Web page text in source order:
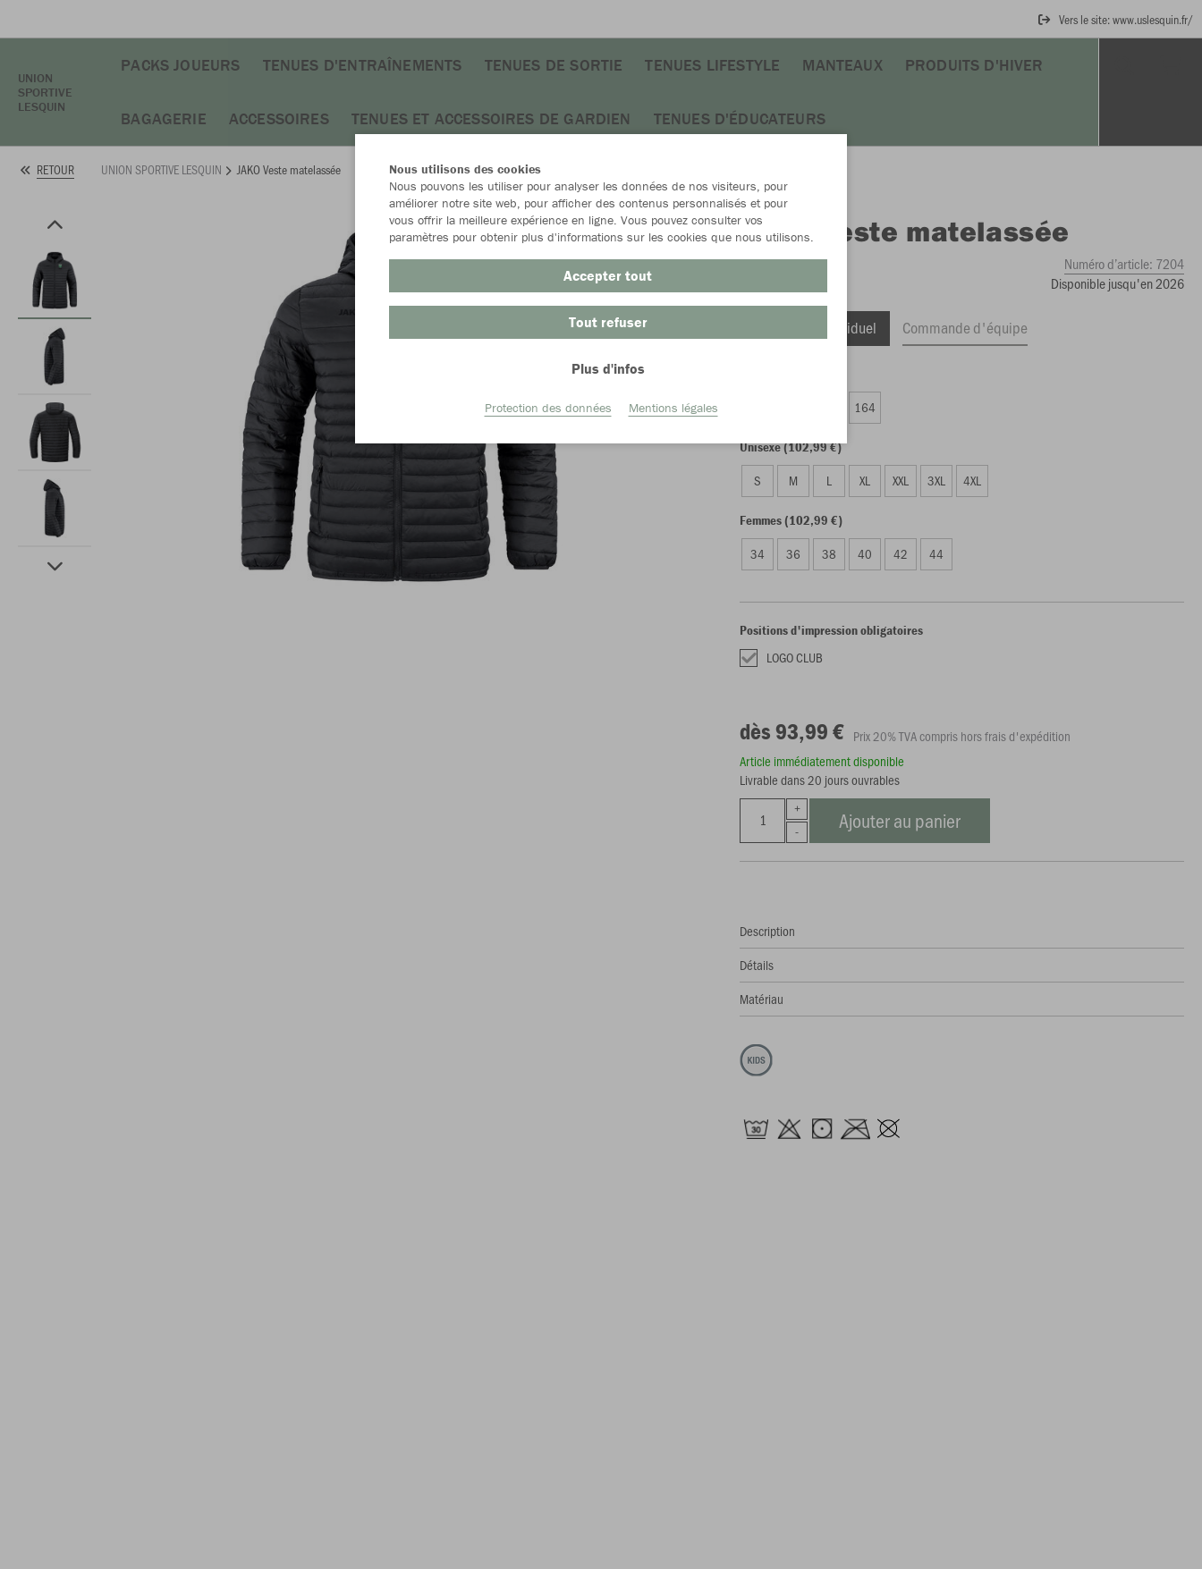
Vers le site: www.uslesquin.fr/
UNION
SPORTIVE
LESQUIN
PACKS JOUEURS TENUES D'ENTRAÎNEMENTS TENUES DE SORTIE TENUES LIFESTYLE MANTEAUX PRODUITS D'HIVER
BAGAGERIE ACCESSOIRES TENUES ET ACCESSOIRES DE GARDIEN TENUES D'ÉDUCATEURS
RETOUR UNION SPORTIVE LESQUIN JAKO Veste matelassée
JAKO Veste matelassée
Numéro d’article: 7204
Disponible jusqu'en 2026
Emballage Individuel Commande d'équipe
164
Unisexe (102,99 €)
S M L XL XXL 3XL 4XL
Femmes (102,99 €)
34 36 38 40 42 44
Positions d'impression obligatoires
LOGO CLUB
dès 93,99 € Prix 20% TVA compris hors frais d'expédition
Article immédiatement disponible
Livrable dans 20 jours ouvrables
Ajouter au panier
Description
Détails
Matériau
Nous utilisons des cookies
Nous pouvons les utiliser pour analyser les données de nos visiteurs, pour
améliorer notre site web, pour afficher des contenus personnalisés et pour
vous offrir la meilleure expérience en ligne. Vous pouvez consulter vos
paramètres pour obtenir plus d'informations sur les cookies que nous utilisons.
Accepter tout
Tout refuser
Plus d'infos
Protection des données Mentions légales